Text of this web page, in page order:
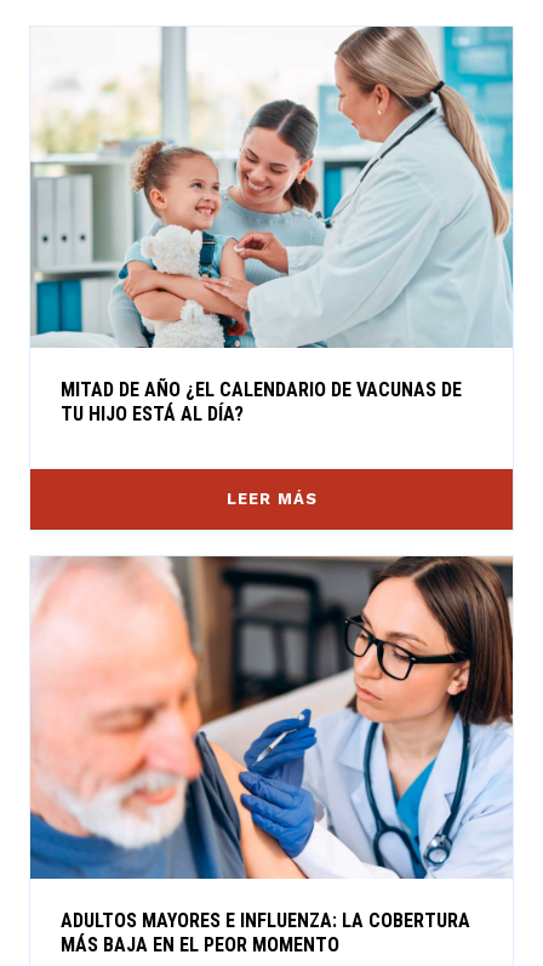
MITAD DE AÑO ¿EL CALENDARIO DE VACUNAS DE
TU HIJO ESTÁ AL DÍA?
LEER MÁS
ADULTOS MAYORES E INFLUENZA: LA COBERTURA
MÁS BAJA EN EL PEOR MOMENTO